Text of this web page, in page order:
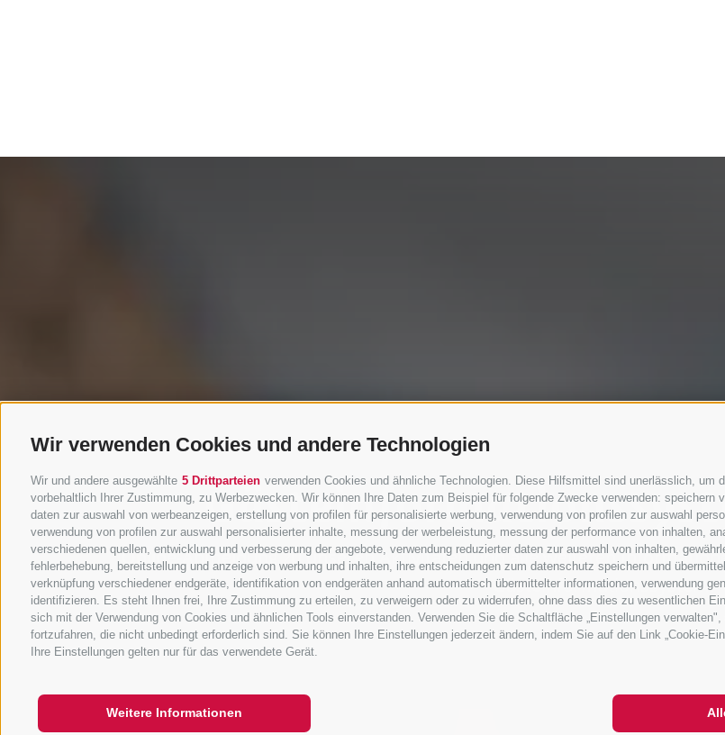
Wir verwenden Cookies und andere Technologien
Wir und andere ausgewählte 5 Drittparteien verwenden Cookies und ähnliche Technologien. Diese Hilfsmittel sind unerlässlich,
vorbehaltlich Ihrer Zustimmung, zu Werbezwecken. Wir können Ihre Daten zum Beispiel für folgende Zwecke verwenden:
daten zur auswahl von werbeanzeigen, erstellung von profilen für personalisierte werbung, verwendung von profilen zur auswahl
verwendung von profilen zur auswahl personalisierter inhalte, messung der werbeleistung, messung der performance von inhalten,
verschiedenen quellen, entwicklung und verbesserung der angebote, verwendung reduzierter daten zur auswahl von inhalten,
fehlerbehebung, bereitstellung und anzeige von werbung und inhalten, ihre entscheidungen zum datenschutz speichern und
verknüpfung verschiedener endgeräte, identifikation von endgeräten anhand automatisch übermittelter informationen, verwendung
identifizieren. Es steht Ihnen frei, Ihre Zustimmung zu erteilen, zu verweigern oder zu widerrufen, ohne dass dies zu wesentlichen
sich mit der Verwendung von Cookies und ähnlichen Tools einverstanden. Verwenden Sie die Schaltfläche „Einstellungen
fortzufahren, die nicht unbedingt erforderlich sind. Sie können Ihre Einstellungen jederzeit ändern, indem Sie auf den Link „Cookie-
Ihre Einstellungen gelten nur für das verwendete Gerät.
Weitere Informationen
Online-Anmeldung zu unseren Aktivitäten und alle weiteren
Gästeinformationssystem.